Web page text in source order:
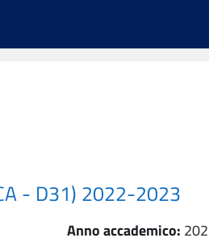
- D31) 2022-2023
Anno accademico: